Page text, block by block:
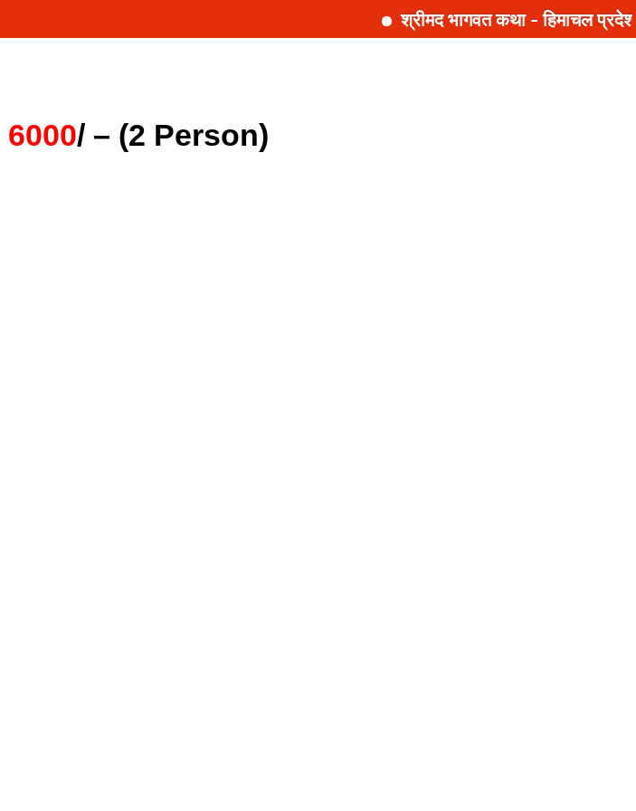
श्रीमद भागवत कथा - हिमाचल
6000/ – (2 Person)